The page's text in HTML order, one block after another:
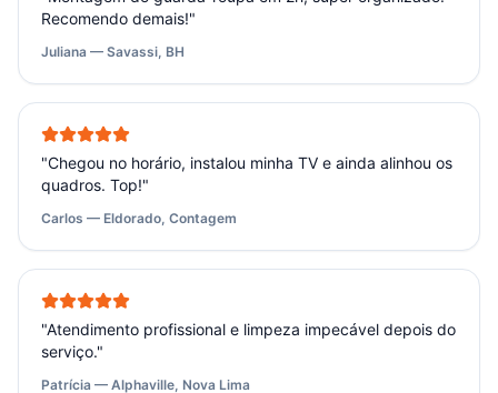
Recomendo demais!"
Juliana — Savassi, BH
"Chegou no horário, instalou minha TV e ainda alinhou os
quadros. Top!"
Carlos — Eldorado, Contagem
"Atendimento profissional e limpeza impecável depois do
serviço."
Patrícia — Alphaville, Nova Lima